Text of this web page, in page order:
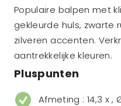
Populaire balpen met
gekleurde huls, zwarte
zilveren accenten.
aantrekkelijke kleuren.
Pluspunten
Afmeting : 14,3 x ,